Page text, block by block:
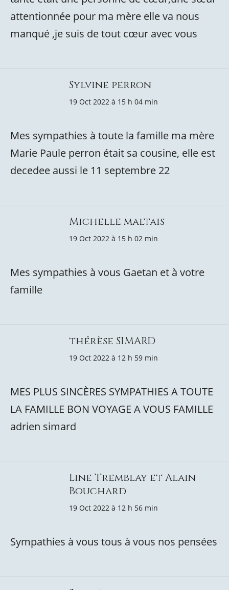
attentionnée pour ma mère elle va nous
manqué ,je suis de tout cœur avec vous
Sylvine perron
19 Oct 2022 à 15 h 04 min
Mes sympathies à toute la famille ma mère
Marie Paule perron était sa cousine, elle est
decedee aussi le 11 septembre 22
Michelle maltais
19 Oct 2022 à 15 h 02 min
Mes sympathies à vous Gaetan et à votre
famille
thérèse SIMARD
19 Oct 2022 à 12 h 59 min
MES PLUS SINCÈRES SYMPATHIES A TOUTE
LA FAMILLE BON VOYAGE A VOUS FAMILLE
adrien simard
Line Tremblay et Alain
Bouchard
19 Oct 2022 à 12 h 56 min
Sympathies à vous tous à vous nos pensées